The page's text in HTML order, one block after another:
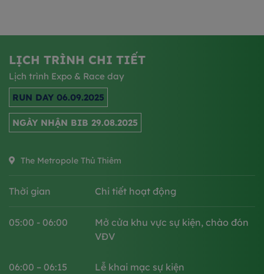
LỊCH TRÌNH CHI TIẾT
Lịch trình Expo & Race day
RUN DAY 06.09.2025
NGÀY NHẬN BIB 29.08.2025
The Metropole Thủ Thiêm
Thời gian Chi tiết hoạt động
05:00 - 06:00
Mở cửa khu vực sự kiện, chào đón
VĐV
06:00 – 06:15​ Lễ khai mạc sự kiện